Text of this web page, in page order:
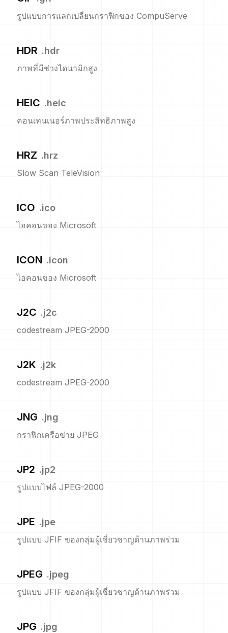
รูปแบบการแลกเปลี่ยนกราฟิกของ CompuServe
HDR .hdr
ภาพที่มีช่วงไดนามิกสูง
HEIC .heic
คอนเทนเนอร์ภาพประสิทธิภาพสูง
HRZ .hrz
Slow Scan TeleVision
ICO .ico
ไอคอนของ Microsoft
ICON .icon
ไอคอนของ Microsoft
J2C .j2c
codestream JPEG-2000
J2K .j2k
codestream JPEG-2000
JNG .jng
กราฟิกเครือข่าย JPEG
JP2 .jp2
รูปแบบไฟล์ JPEG-2000
JPE .jpe
รูปแบบ JFIF ของกลุ่มผู้เชี่ยวชาญด้านภาพร่วม
JPEG .jpeg
รูปแบบ JFIF ของกลุ่มผู้เชี่ยวชาญด้านภาพร่วม
JPG .jpg